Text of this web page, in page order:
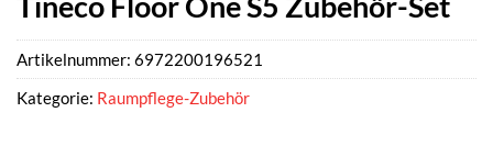
Artikelnummer: 6972200196521
Kategorie: Raumpflege-Zubehör